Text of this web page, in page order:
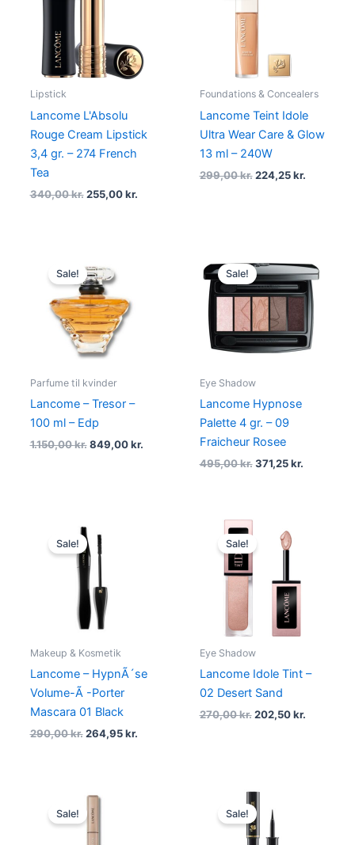
Lipstick
Lancome L'Absolu
Rouge Cream Lipstick
3,4 gr. – 274 French
Tea
340,00kr. 255,00kr.
Foundations & Concealers
Lancome Teint Idole
Ultra Wear Care & Glow
13 ml – 240W
299,00kr. 224,25kr.
Sale!
Parfume til kvinder
Lancome – Tresor –
100 ml – Edp
1.150,00kr.
price
was:
1.150,00 kr..
849,00kr.
Sale!
Eye Shadow
Lancome Hypnose
Palette 4 gr. – 09
Fraicheur Rosee
495,00kr.
price
was:
495,00 kr..
371,25kr.
price
is:
371,25 kr..
Sale!
Makeup & Kosmetik
Lancome – HypnÃ´se
Volume-Ã -Porter
Mascara 01 Black
290,00kr.
Original
price
was:
290,00 kr..
264,95kr.
Sale!
Eye Shadow
Lancome Idole Tint –
02 Desert Sand
270,00kr.
was:
202,50kr.
Sale!
Original
price
was:
239,95 kr..
Sale!
Original
price
was:
310,00 kr..